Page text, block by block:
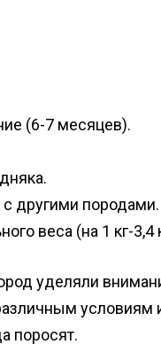
(6-7 месяцев).
с другими породами.
веса (на 1 кг-3,4
уделяли
поросят.